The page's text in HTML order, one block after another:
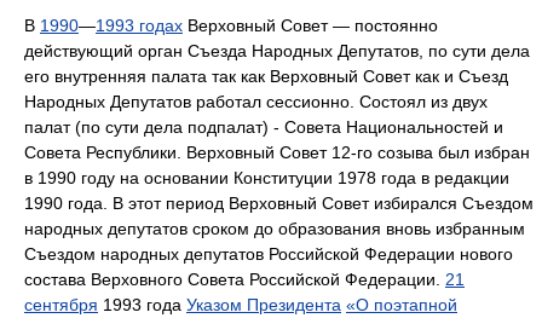
В 1990—1993 годах Верховный Совет — постоянно
действующий орган Съезда Народных Депутатов, по сути дела
его внутренняя палата так как Верховный Совет как и Съезд
Народных Депутатов работал сессионно. Состоял из двух
палат (по сути дела подпалат) - Совета Национальностей и
Совета Республики. Верховный Совет 12-го созыва был избран
в 1990 году на основании Конституции 1978 года в редакции
1990 года. В этот период Верховный Совет избирался Съездом
народных депутатов сроком до образования вновь избранным
Съездом народных депутатов Российской Федерации нового
состава Верховного Совета Российской Федерации. 21
сентября 1993 года Указом Президента «О поэтапной